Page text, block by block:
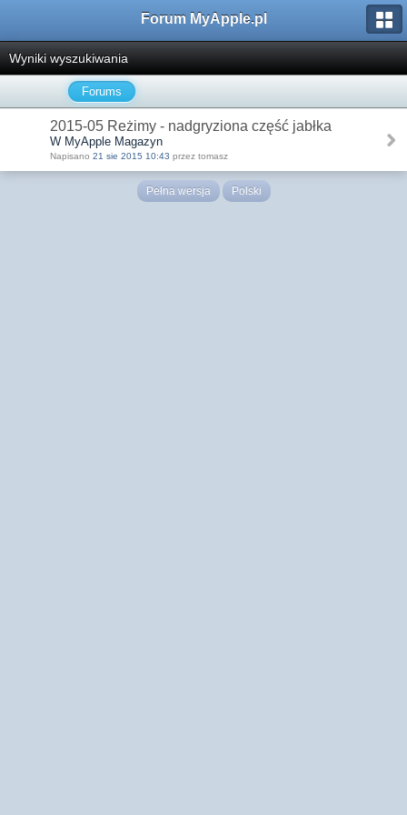
Forum MyApple.pl
Wyniki wyszukiwania
Forums
2015-05 Reżimy - nadgryziona część jabłka
W MyApple Magazyn
Napisano 21 sie 2015 10:43 przez tomasz
Pełna wersja Polski